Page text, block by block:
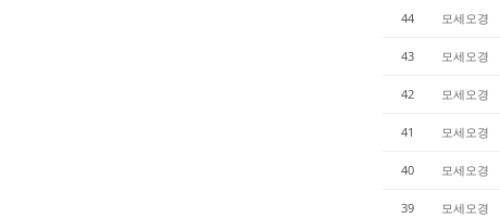
44 모세오경
43 모세오경
42 모세오경
41 모세오경
40 모세오경
39 모세오경